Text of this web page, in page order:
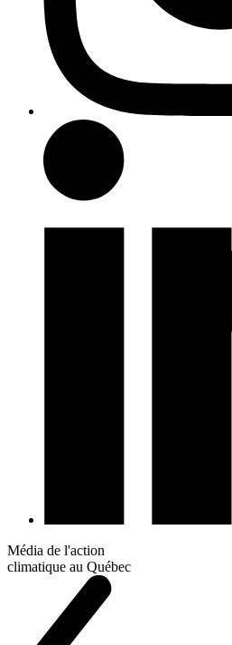
Média de l'action
climatique au Québec